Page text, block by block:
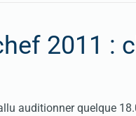
2011 :
auditionner quelque